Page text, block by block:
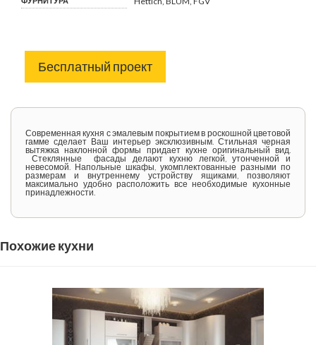
Бесплатный проект
Современная кухня с эмалевым покрытием в роскошной цветовой
гамме сделает Ваш интерьер эксклюзивным. Стильная черная
вытяжка наклонной формы придает кухне оригинальный вид.
Стеклянные фасады делают кухню легкой, утонченной и
невесомой. Напольные шкафы, укомплектованные разными по
размерам и внутреннему устройству ящиками, позволяют
максимально удобно расположить все необходимые кухонные
принадлежности.
Похожие кухни